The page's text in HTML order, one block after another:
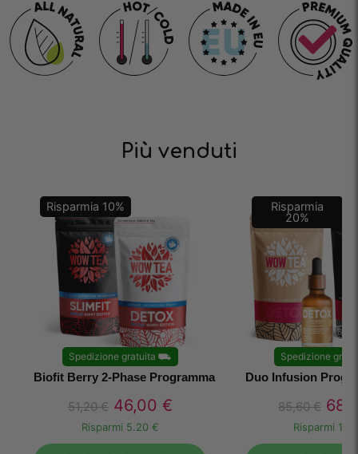
Più venduti
Risparmia 10%
Spedizione gratuita ⛟
Biofit Berry 2-Phase Programma
51,20€ 46,00 €
Risparmi 5.20 €
Risparmia
20%
Spedizione
Duo Infusion
85,60€
Risparmi